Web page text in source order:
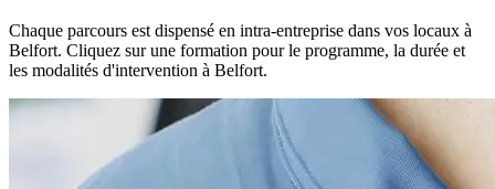
Chaque parcours est dispensé en intra-entreprise dans vos locaux à
Belfort. Cliquez sur une formation pour le programme, la durée et
les modalités d'intervention à Belfort.